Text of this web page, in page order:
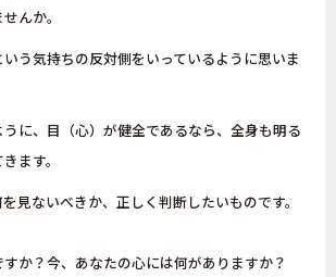
んか。
う気持ちの反対側をいっているように思いま
に、目（心）が健全であるなら、全身も明る
ます。
見ないべきか、正しく判断したいものです。
か？今、あなたの心には何がありますか？